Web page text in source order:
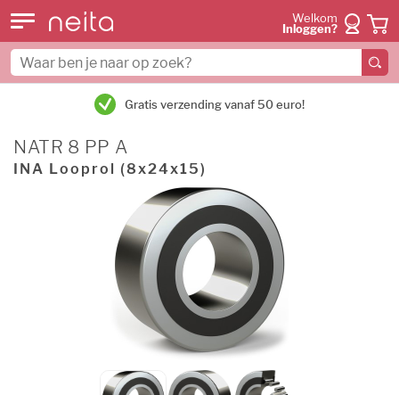
Welkom
Inloggen?
Gratis verzending vanaf 50 euro!
NATR 8 PP A
INA Looprol (8x24x15)